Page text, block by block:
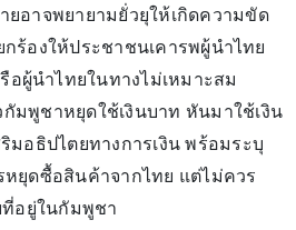
ยอาจพยายามยั่วยุให้เกิดความขัด
กร้องให้ประชาชนเคารพผู้นำไทย
ผู้นำไทยในทางไม่เหมาะสม
มพูชาหยุดใช้เงินบาท หันมาใช้เงิน
มอธิปไตยทางการเงิน พร้อมระบุ
หยุดซื้อสินค้าจากไทย แต่ไม่ควร
อยู่ในกัมพูชา